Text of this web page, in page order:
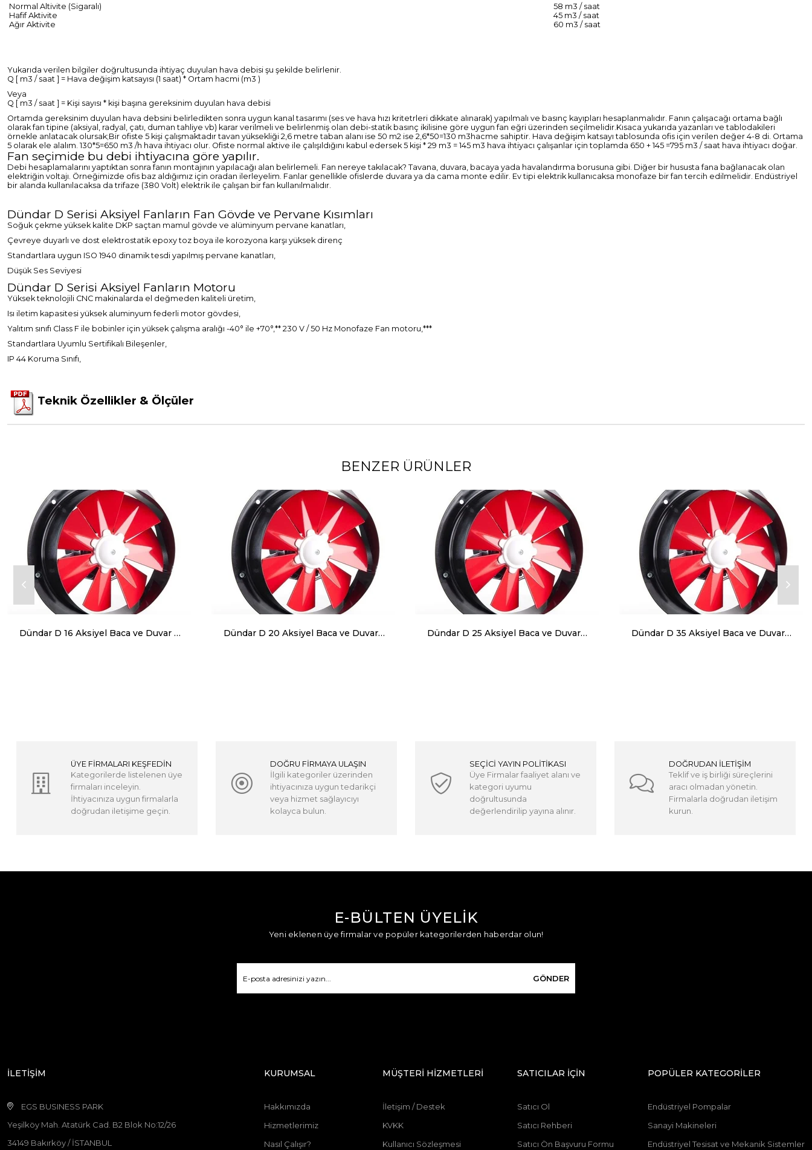
Normal Altivite (Sigaralı)
58 m3 / saat
Hafif Aktivite
45 m3 / saat
Ağır Aktivite
60 m3 / saat
Yukarıda verilen bilgiler doğrultusunda ihtiyaç duyulan hava debisi şu şekilde belirlenir.
Q [ m3 / saat ] = Hava değişim katsayısı (1 saat) * Ortam hacmi (m3 )
Veya
Q [ m3 / saat ] = Kişi sayısı * kişi başına gereksinim duyulan hava debisi
Ortamda gereksinim duyulan hava debsini belirledikten sonra uygun kanal tasarımı (ses ve hava hızı kritetrleri dikkate alınarak) yapılmalı ve basınç kayıpları hesaplanmalıdır. Fanın çalışacağı ortama bağlı
olarak fan tipine (aksiyal, radyal, çatı, duman tahliye vb) karar verilmeli ve belirlenmiş olan debi-statik basınç ikilisine göre uygun fan eğri üzerinden seçilmelidir.Kısaca yukarıda yazanları ve tablodakileri
örnekle anlatacak olursak;Bir ofiste 5 kişi çalışmaktadır tavan yüksekliği 2,6 metre taban alanı ise 50 m2 ise 2,6*50=130 m3hacme sahiptir. Hava değişim katsayı tablosunda ofis için verilen değer 4-8 di. Ortama
5 olarak ele alalım. 130*5=650 m3 /h hava ihtiyacı olur. Ofiste normal aktive ile çalışıldığını kabul edersek 5 kişi * 29 m3 = 145 m3 hava ihtiyacı çalışanlar için toplamda 650 + 145 =795 m3 / saat hava ihtiyacı doğar.
Fan seçimide bu debi ihtiyacına göre yapılır.
Debi hesaplamalarını yaptıktan sonra fanın montajının yapılacağı alan belirlemeli. Fan nereye takılacak? Tavana, duvara, bacaya yada havalandırma borusuna gibi. Diğer bir hususta fana bağlanacak olan
elektriğin voltajı. Örneğimizde ofis baz aldığımız için oradan ilerleyelim. Fanlar genellikle ofislerde duvara ya da cama monte edilir. Ev tipi elektrik kullanıcaksa monofaze bir fan tercih edilmelidir. Endüstriyel
bir alanda kullanılacaksa da trifaze (380 Volt) elektrik ile çalışan bir fan kullanılmalıdır.
Dündar D Serisi Aksiyel Fanların Fan Gövde ve Pervane Kısımları
Soğuk çekme yüksek kalite DKP saçtan mamul gövde ve alüminyum pervane kanatları,
Çevreye duyarlı ve dost elektrostatik epoxy toz boya ile korozyona karşı yüksek direnç
Standartlara uygun ISO 1940 dinamik tesdi yapılmış pervane kanatları,
Düşük Ses Seviyesi
Dündar D Serisi Aksiyel Fanların Motoru
Yüksek teknolojili CNC makinalarda el değmeden kaliteli üretim,
Isı iletim kapasitesi yüksek aluminyum federli motor gövdesi,
Yalıtım sınıfı Class F ile bobinler için yüksek çalışma aralığı -40° ile +70°,** 230 V / 50 Hz Monofaze Fan motoru,***
Standartlara Uyumlu Sertifikalı Bileşenler,
IP 44 Koruma Sınıfı,
Teknik Özellikler & Ölçüler
BENZER ÜRÜNLER
Dündar D 16 Aksiyel Baca ve Duvar Aspiratörü 350 m³ 1440 RPM Dündar D 20 Aksiyel Baca ve Duvar Aspiratörü 600 m³ 1425 RPM Dündar D 25 Aksiyel Baca ve Duvar Aspiratörü 800 m³ 1375 RPM Dündar D 35 Aksiyel Baca ve Duvar Aspiratörü 1250 m³ 1285 RPM
ÜYE FİRMALARI KEŞFEDİN
Kategorilerde listelenen üye
firmaları inceleyin.
İhtiyacınıza uygun firmalarla
doğrudan iletişime geçin.
DOĞRU FİRMAYA ULAŞIN
İlgili kategoriler üzerinden
ihtiyacınıza uygun tedarikçi
veya hizmet sağlayıcıyı
kolayca bulun.
SEÇİCİ YAYIN POLİTİKASI
Üye Firmalar faaliyet alanı ve
kategori uyumu
doğrultusunda
değerlendirilip yayına alınır.
DOĞRUDAN İLETİŞİM
Teklif ve iş birliği süreçlerini
aracı olmadan yönetin.
Firmalarla doğrudan iletişim
kurun.
E-BÜLTEN ÜYELİK
Yeni eklenen üye firmalar ve popüler kategorilerden haberdar olun!
GÖNDER
İLETİŞİM
EGS BUSINESS PARK
Yeşilköy Mah. Atatürk Cad. B2 Blok No:12/26
34149 Bakırköy / İSTANBUL
KURUMSAL
Hakkımızda
Hizmetlerimiz
Nasıl Çalışır?
MÜŞTERİ HİZMETLERİ
İletişim / Destek
KVKK
Kullanıcı Sözleşmesi
SATICILAR İÇİN
Satıcı Ol
Satıcı Rehberi
Satıcı Ön Başvuru Formu
POPÜLER KATEGORİLER
Endüstriyel Pompalar
Sanayi Makineleri
Endüstriyel Tesisat ve Mekanik Sistemler